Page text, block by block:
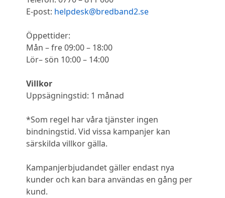
E-post: helpdesk@bredband2.se
Öppettider:
Mån – fre 09:00 – 18:00
Lör– sön 10:00 – 14:00
Villkor
Uppsägningstid: 1 månad
*Som regel har våra tjänster ingen
bindningstid. Vid vissa kampanjer kan
särskilda villkor gälla.
Kampanjerbjudandet gäller endast nya
kunder och kan bara användas en gång per
kund.